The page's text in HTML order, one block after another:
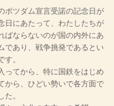
ツダム宣言受諾の記念日が
日にあたって、わたしたちが
ばならないのが国の内外にあ
であり、戦争挑発であるとい
す。
てから、特に国鉄をはじめ
から、ひどい勢いで各方面で
た。